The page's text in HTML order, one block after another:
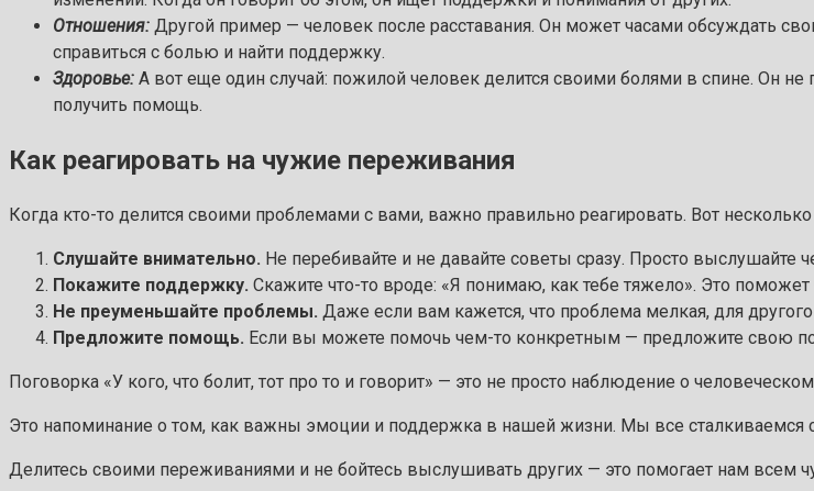
Отношения: Другой пример — человек после расставания. Он может часами обсуждать
справиться с болью и найти поддержку.
Здоровье: А вот еще один случай: пожилой человек делится своими болями в спине. Он
получить помощь.
Как реагировать на чужие переживания
Когда кто-то делится своими проблемами с вами, важно правильно реагировать. Вот несколько
Слушайте внимательно. Не перебивайте и не давайте советы сразу. Просто выслушайте
Покажите поддержку. Скажите что-то вроде: «Я понимаю, как тебе тяжело». Это
Не преуменьшайте проблемы. Даже если вам кажется, что проблема мелкая, для
Предложите помощь. Если вы можете помочь чем-то конкретным — предложите свою
Поговорка «У кого, что болит, тот про то и говорит» — это не просто наблюдение о
Это напоминание о том, как важны эмоции и поддержка в нашей жизни. Мы все сталкиваемся
Делитесь своими переживаниями и не бойтесь выслушивать других — это помогает нам всем